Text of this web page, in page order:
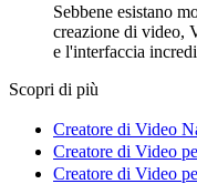
Sebbene esistano
creazione di video,
e l'interfaccia
Scopri di più
Creatore di Video
Creatore di Video
Creatore di Video